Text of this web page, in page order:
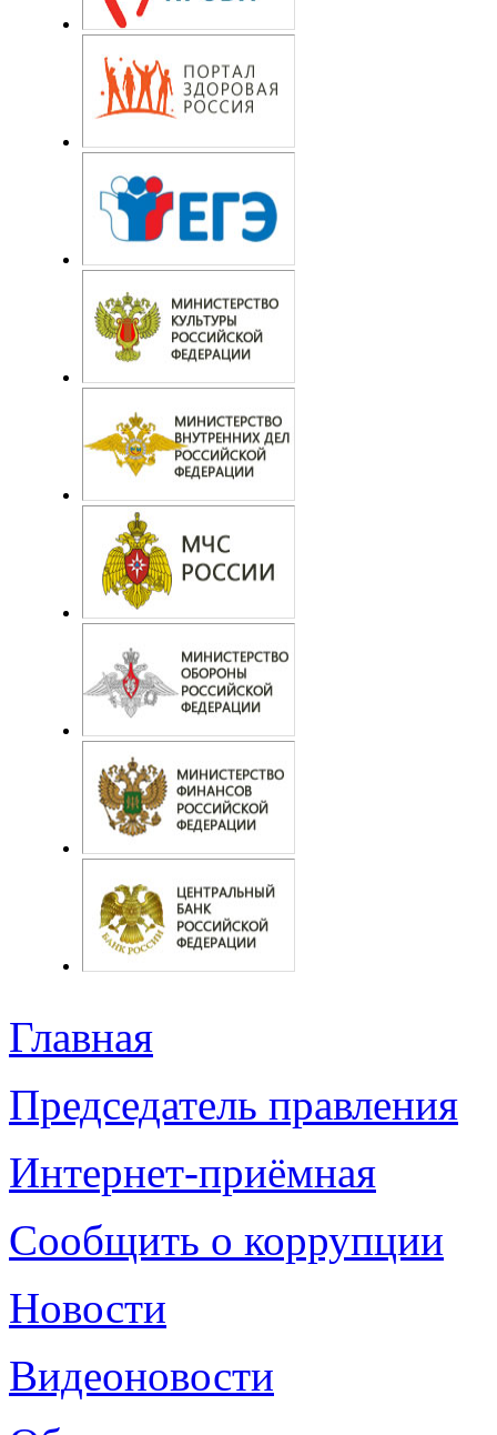
Главная
Председатель правления
Интернет-приёмная
Сообщить о коррупции
Новости
Видеоновости